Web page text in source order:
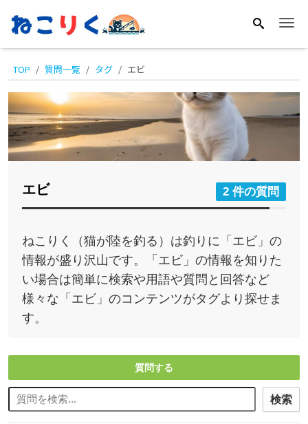
TOP 質問一覧 タグ エビ
エビ 2 件の質問
ねこりく（猫が陸を釣る）は釣りに「エビ」の
情報が盛り沢山です。「エビ」の情報を知りた
い場合は簡単に検索や用語や質問と回答など
様々な「エビ」のコンテンツがタグより探せま
す。
質問する
検索